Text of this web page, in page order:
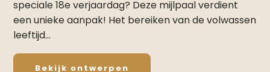
speciale 18e verjaardag? Deze mijlpaal verdient
een unieke aanpak! Het bereiken van de volwassen
leeftijd…
Bekijk ontwerpen